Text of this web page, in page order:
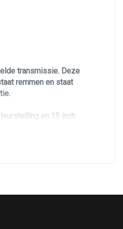
transmissie. Deze
remmen en staat
en 15 inch